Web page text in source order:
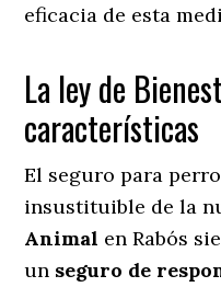
eficacia de esta
La ley de
características
El seguro para
insustituible de la
Animal en Rabós
un seguro de